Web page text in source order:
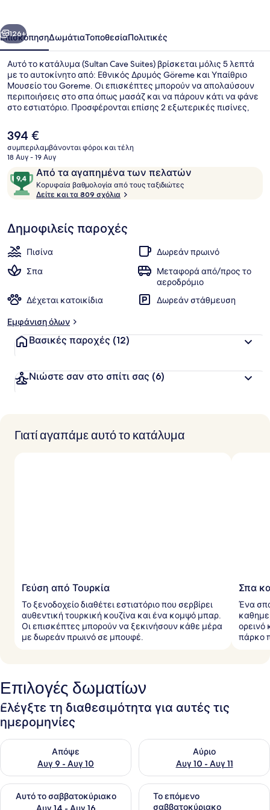
Επόμενο
126+
ΕπισκόπησηΔωμάτιαΤοποθεσίαΠολιτικές
Αυτό το κατάλυμα (Sultan Cave Suites) βρίσκεται μόλις 5 λεπτά
με το αυτοκίνητο από: Εθνικός Δρυμός Göreme και Υπαίθριο
Μουσείο του Goreme. Οι επισκέπτες μπορούν να απολαύσουν
περιποιήσεις στο σπα όπως μασάζ και να πάρουν κάτι να φάνε
στο εστιατόριο. Προσφέρονται επίσης 2 εξωτερικές πισίνες,
λατρεύουν το εξυπηρετικό προσωπικό και τη συνολική
κατάσταση του καταλύματος.
Η
τρέχουσα
τιμή
394 €
394 €
συμπεριλαμβάνονται φόροι και τέλη
18 Αυγ - 19 Αυγ
ΣχόλιαΑπό τα αγαπημένα των πελατών
9,4
στα
10,
τα
αγαπημένα
των
Κορυφαία βαθμολογία από τους ταξιδιώτες
ί
β
θ
λ
ί
Δείτε και τα 809 σχόλια
Δημοφιλείς παροχές
Πισίνα
Δωρεάν πρωινό
Σπα
Μεταφορά από/προς το
αεροδρόμιο
Δέχεται κατοικίδια
Δωρεάν στάθμευση
Εμφάνιση όλων
Βασικές παροχές (12)
Νιώστε σαν στο σπίτι σας (6)
Γιατί αγαπάμε αυτό το κατάλυμα
Γεύση από Τουρκία
Το ξενοδοχείο διαθέτει εστιατόριο που σερβίρει
αυθεντική τουρκική κουζίνα και ένα κομψό μπαρ.
Οι επισκέπτες μπορούν να ξεκινήσουν κάθε μέρα
με δωρεάν πρωινό σε μπουφέ.
Σπα
Ένα
ορεινό
πάρκο
Επιλογές δωματίων
Ελέγξτε τη διαθεσιμότητα για αυτές τις
ημερομηνίες
Απόψε
Αυγ 9 - Αυγ 10
Έλεγχος διαθεσιμότητας για απόψε Αυγ 9 - Αυγ 10
Αύριο
Αυγ 10 - Αυγ 11
Έλεγχος διαθεσιμότητας
Αυτό το σαββατοκύριακο
Έλεγχος διαθεσιμότητας για αυτό το σαββατοκύριακο Αυγ
Το επόμενο
σαββατοκύριακο
Έλεγχος διαθεσιμότητας